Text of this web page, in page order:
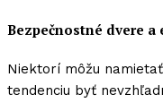
Bezpečnostné dvere a
Niektorí môžu
tendenciu byť